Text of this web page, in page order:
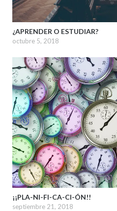
¿APRENDER O ESTUDIAR?
octubre 5, 2018
¡¡PLA-NI-FI-CA-CI-ÓN!!
septiembre 21, 2018